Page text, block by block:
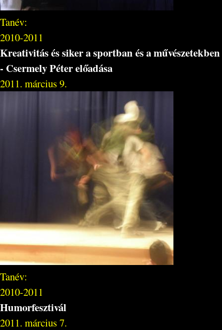
Tanév:
2010-2011
Kreativitás és siker a sportban és a művészetekben
- Csermely Péter előadása
2011. március 9.
Tanév:
2010-2011
Humorfesztivál
2011. március 7.